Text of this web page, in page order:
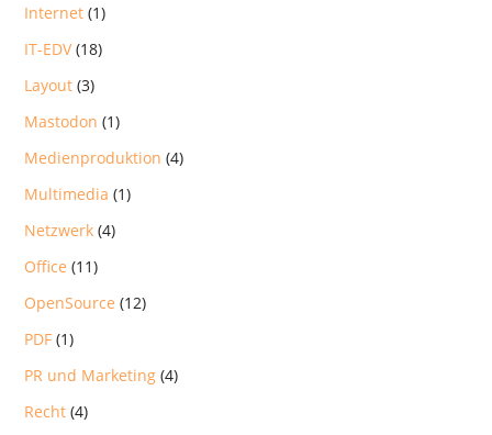
Internet (1)
IT-EDV(18)
Layout (3)
Mastodon (1)
Medienproduktion (4)
Multimedia (1)
Netzwerk (4)
Office (11)
OpenSource (12)
PDF (1)
PR und Marketing (4)
Recht (4)